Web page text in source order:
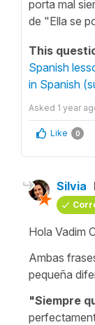
porta mal
de "Ella se
This
Spanish
in Spanish
Asked 1 year
Like 0
Silvia
Hola Vadim
Ambas
pequeña
"Siempre